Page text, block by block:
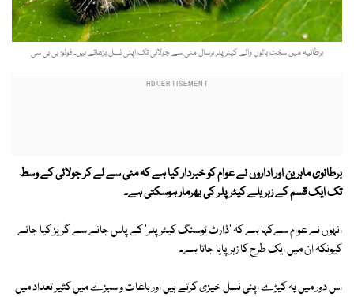
برطانیہ میں سخت بالوں والے کیٹرپلر ہرسال مئی سے جولائی تک اپنی نسل بڑھاتے ہیں۔ فوٹو: بی بی سی
برطانوی ماہرین اور اداروں نے عوام کو خبردار کیا ہے کہ مئی سے لے کر جولائی کے وسط
تک ایک قسم کے زہریلے کیٹرپلر کی بھرمار ہوسکتی ہے۔
انہوں نے عوام سےکہا ہے کہ 'ڈارٹ ٹوسنگ کیٹرپلر' کے پاس جانے سے گریز کیا جائے
کیونکہ ان میں ایک طرح کا زہر پایا جاتا ہے۔
اس دور میں یہ کیڑے اپنی نسل خیزی کرتے ہیں اور باغات و سبزے میں کثیر تعداد میں